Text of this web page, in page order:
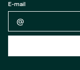
Zpět na formulář
E-mail